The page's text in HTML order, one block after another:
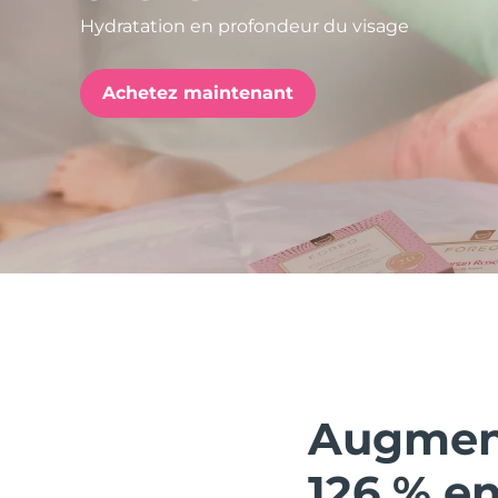
Hydratation en profondeur du visage
Achetez maintenant
issa™ Teeth Whitening Set
FAQ™ Dual LED Panel
POPULAIRE